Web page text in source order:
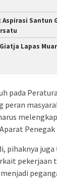
Santun
Lapas
pada
peran
Penegak
pihaknya
pekerjaan